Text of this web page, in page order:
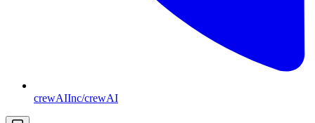
crewAIInc/crewAI